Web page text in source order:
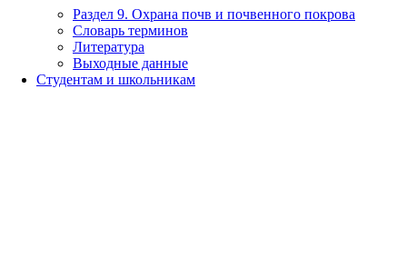
Раздел 9. Охрана почв и почвенного покрова
Словарь терминов
Литература
Выходные данные
Студентам и школьникам